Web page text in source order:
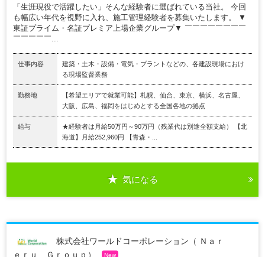
「生涯現役で活躍したい」そんな経験者に選ばれている当社。 今回
も幅広い年代を視野に入れ、施工管理経験者を募集いたします。 ▼
東証プライム・名証プレミア上場企業グループ▼ ￣￣￣￣￣￣￣￣
￣￣￣￣￣...
仕事内容
建築・土木・設備・電気・プラントなどの、各建設現場におけ
る現場監督業務
勤務地
【希望エリアで就業可能】札幌、仙台、東京、横浜、名古屋、
大阪、広島、福岡をはじめとする全国各地の拠点
給与
★経験者は月給50万円～90万円（残業代は別途全額支給） 【北
海道】月給252,960円 【青森・...
気になる
株式会社ワールドコーポレーション（ Ｎａｒ
ｅｒｕ Ｇｒｏｕｐ）
New